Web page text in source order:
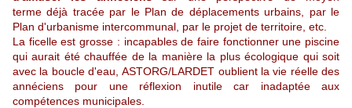
terme déjà tracée par le Plan de déplacements urbains, par le
Plan d'urbanisme intercommunal, par le projet de territoire, etc.
La ficelle est grosse : incapables de faire fonctionner une piscine
qui aurait été chauffée de la manière la plus écologique qui soit
avec la boucle d'eau, ASTORG/LARDET oublient la vie réelle des
annéciens pour une réflexion inutile car inadaptée aux
compétences municipales.